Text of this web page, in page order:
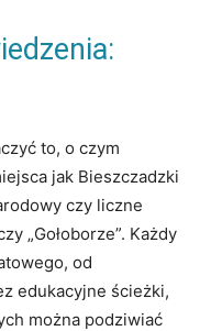
to, o czym
jak Bieszczadzki
czy liczne
„Gołoborze”. Każdy
od
edukacyjne ścieżki,
można podziwiać